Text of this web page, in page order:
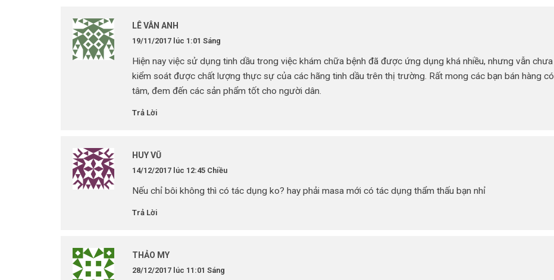
LÊ VÂN ANH
19/11/2017 lúc 1:01 Sáng
Hiện nay việc sử dụng tinh dầu trong việc khám chữa bệnh đã được ứng dụng khá nhiều, nhưng vẫn chưa
kiểm soát được chất lượng thực sự của các hãng tinh dầu trên thị trường. Rất mong các bạn bán hàng có
tâm, đem đến các sản phẩm tốt cho người dân.
Trả Lời
HUY VŨ
14/12/2017 lúc 12:45 Chiều
Nếu chỉ bôi không thì có tác dụng ko? hay phải masa mới có tác dụng thẩm thấu bạn nhỉ
Trả Lời
THẢO MY
28/12/2017 lúc 11:01 Sáng